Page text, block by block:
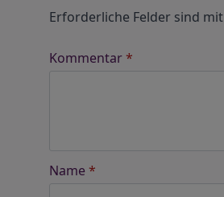
Erforderliche Felder sind mit
Kommentar*
Name *